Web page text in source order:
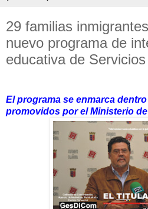
29 familias
nuevo programa de
educativa de
El programa se enmarca
promovidos por el Ministerio